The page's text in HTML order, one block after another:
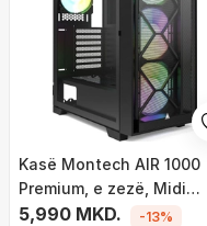
Kasë Montech AIR 1000
Premium, e zezë, Midi
Tower
5,990 MKD. -13%